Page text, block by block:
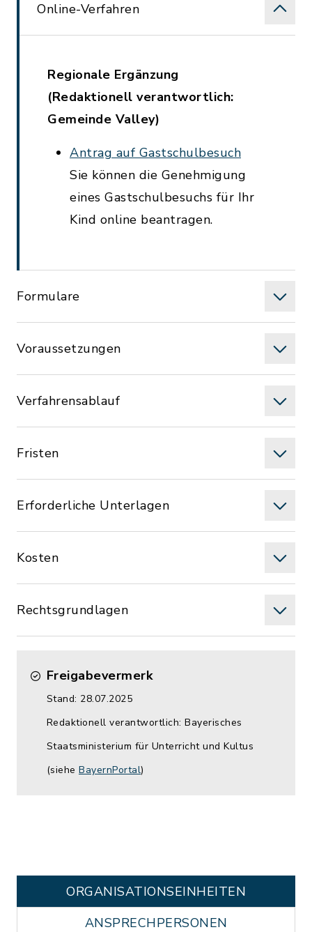
Online-Verfahren
Regionale Ergänzung
(Redaktionell verantwortlich:
Gemeinde Valley)
Antrag auf Gastschulbesuch
Sie können die Genehmigung
eines Gastschulbesuchs für Ihr
Kind online beantragen.
Formulare
Voraussetzungen
Verfahrensablauf
Fristen
Erforderliche Unterlagen
Kosten
Rechtsgrundlagen
Freigabevermerk
Stand: 28.07.2025
Redaktionell verantwortlich: Bayerisches
Staatsministerium für Unterricht und Kultus
(siehe BayernPortal)
ORGANISATIONS­EINHEITEN
ANSPRECHPERSONEN